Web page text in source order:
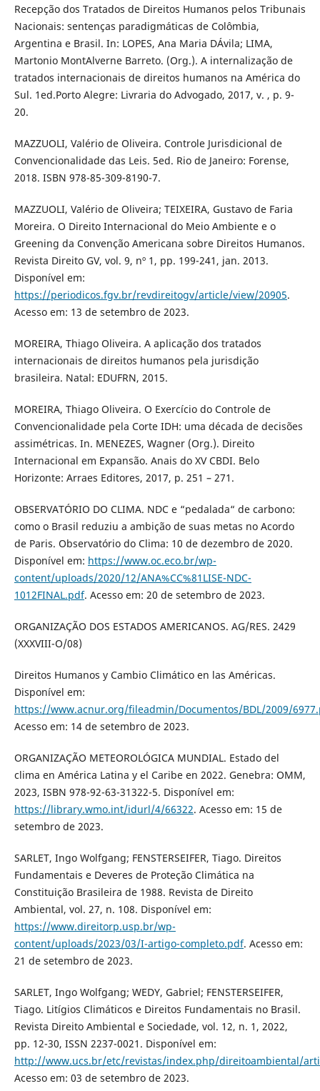
Recepção dos Tratados de Direitos Humanos pelos Tribunais
Nacionais: sentenças paradigmáticas de Colômbia,
Argentina e Brasil. In: LOPES, Ana Maria DÁvila; LIMA,
Martonio MontAlverne Barreto. (Org.). A internalização de
tratados internacionais de direitos humanos na América do
Sul. 1ed.Porto Alegre: Livraria do Advogado, 2017, v. , p. 9-
20.
MAZZUOLI, Valério de Oliveira. Controle Jurisdicional de
Convencionalidade das Leis. 5ed. Rio de Janeiro: Forense,
2018. ISBN 978-85-309-8190-7.
MAZZUOLI, Valério de Oliveira; TEIXEIRA, Gustavo de Faria
Moreira. O Direito Internacional do Meio Ambiente e o
Greening da Convenção Americana sobre Direitos Humanos.
Revista Direito GV, vol. 9, nº 1, pp. 199-241, jan. 2013.
Disponível em:
https://periodicos.fgv.br/revdireitogv/article/view/20905.
Acesso em: 13 de setembro de 2023.
MOREIRA, Thiago Oliveira. A aplicação dos tratados
internacionais de direitos humanos pela jurisdição
brasileira. Natal: EDUFRN, 2015.
MOREIRA, Thiago Oliveira. O Exercício do Controle de
Convencionalidade pela Corte IDH: uma década de decisões
assimétricas. In. MENEZES, Wagner (Org.). Direito
Internacional em Expansão. Anais do XV CBDI. Belo
Horizonte: Arraes Editores, 2017, p. 251 – 271.
OBSERVATÓRIO DO CLIMA. NDC e “pedalada“ de carbono:
como o Brasil reduziu a ambição de suas metas no Acordo
de Paris. Observatório do Clima: 10 de dezembro de 2020.
Disponível em: https://www.oc.eco.br/wp-
content/uploads/2020/12/ANA%CC%81LISE-NDC-
1012FINAL.pdf. Acesso em: 20 de setembro de 2023.
ORGANIZAÇÃO DOS ESTADOS AMERICANOS. AG/RES. 2429
(XXXVIII-O/08)
Direitos Humanos y Cambio Climático en las Américas.
Disponível em:
https://www.acnur.org/fileadmin/Documentos/BDL/2009/
Acesso em: 14 de setembro de 2023.
ORGANIZAÇÃO METEOROLÓGICA MUNDIAL. Estado del
clima en América Latina y el Caribe en 2022. Genebra: OMM,
2023, ISBN 978-92-63-31322-5. Disponível em:
https://library.wmo.int/idurl/4/66322. Acesso em: 15 de
setembro de 2023.
SARLET, Ingo Wolfgang; FENSTERSEIFER, Tiago. Direitos
Fundamentais e Deveres de Proteção Climática na
Constituição Brasileira de 1988. Revista de Direito
Ambiental, vol. 27, n. 108. Disponível em:
https://www.direitorp.usp.br/wp-
content/uploads/2023/03/I-artigo-completo.pdf. Acesso em:
21 de setembro de 2023.
SARLET, Ingo Wolfgang; WEDY, Gabriel; FENSTERSEIFER,
Tiago. Litígios Climáticos e Direitos Fundamentais no Brasil.
Revista Direito Ambiental e Sociedade, vol. 12, n. 1, 2022,
pp. 12-30, ISSN 2237-0021. Disponível em:
http://www.ucs.br/etc/revistas/index.php/direitoambiental/
Acesso em: 03 de setembro de 2023.